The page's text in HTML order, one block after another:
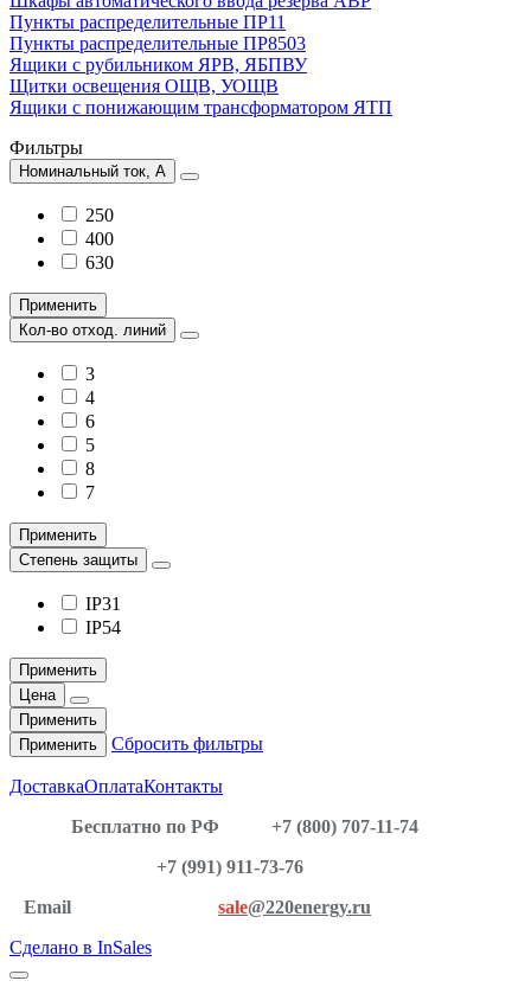
Пункты распределительные ПР11
Пункты распределительные ПР8503
Ящики с рубильником ЯРВ, ЯБПВУ
Щитки освещения ОЩВ, УОЩВ
Ящики с понижающим трансформатором ЯТП
Фильтры
Номинальный ток, А
250
400
630
Применить
Кол-во отход. линий
3
4
6
5
8
7
Применить
Степень защиты
IP31
IP54
Применить
Цена
Применить
Применить
Сбросить фильтры
ДоставкаОплатаКонтакты
Бесплатно по РФ
+7 (800) 707-11-74
+7 (991) 911-73-76
Email
sale@220energy.ru
Сделано в InSales